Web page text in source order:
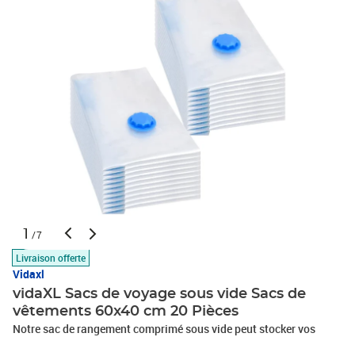
1 /7
Livraison offerte
Vidaxl
vidaXL Sacs de voyage sous vide Sacs de
vêtements 60x40 cm 20 Pièces
Notre sac de rangement comprimé sous vide peut stocker vos